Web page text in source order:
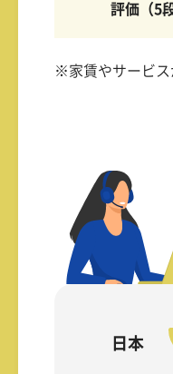
評価（5
※家賃やサービス
日本